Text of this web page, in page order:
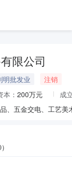
限公司
明批发业
注销
： 200万元
成